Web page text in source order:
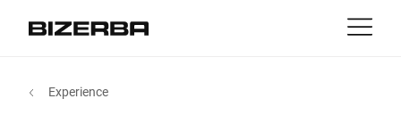
MyBizerba
Experience